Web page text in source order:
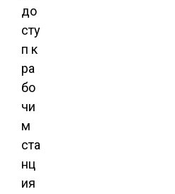
до
сту
п к
ра
бо
чи
м
ста
нц
ия